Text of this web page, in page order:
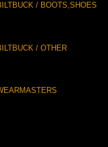
/ BOOTS,SHOES
/ OTHER